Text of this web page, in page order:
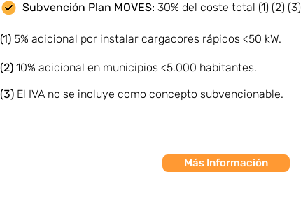
Subvención Plan MOVES: 30% del coste total (1) (2) (3)
(2) 10% adicional en municipios <5.000 habitantes.
(1) 5% adicional por instalar cargadores rápidos <50 kW.
(3) El IVA no se incluye como concepto subvencionable.
Más Información